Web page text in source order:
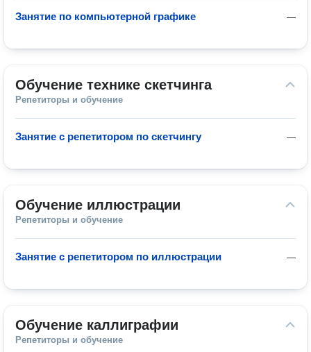
—
Занятие по компьютерной графике
Обучение технике скетчинга
Репетиторы и обучение
—
Занятие с репетитором по скетчингу
Обучение иллюстрации
Репетиторы и обучение
—
Занятие с репетитором по иллюстрации
Обучение каллиграфии
Репетиторы и обучение